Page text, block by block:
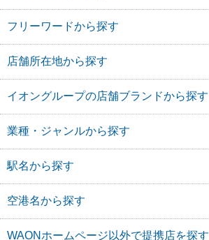
フリーワードから探す
店舗所在地から探す
イオングループの店舗ブランドから探す
業種・ジャンルから探す
駅名から探す
空港名から探す
WAONホームページ以外で提携店を探す